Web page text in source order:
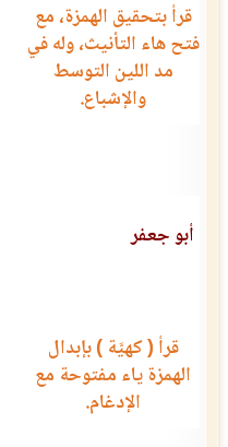
قرأ بتحقيق الهمزة، مع
فتح هاء التأنيث، وله في
مد اللين التوسط
والإشباع.
أبو جعفر
قرأ ( كهيَّة ) بإبدال
الهمزة ياء مفتوحة مع
الإدغام.